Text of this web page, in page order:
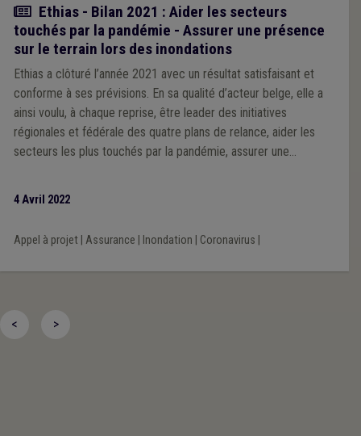
Actualité
Ethias - Bilan 2021 : Aider les secteurs
touchés par la pandémie - Assurer une présence
sur le terrain lors des inondations
Ethias a clôturé l’année 2021 avec un résultat satisfaisant et
conforme à ses prévisions. En sa qualité d’acteur belge, elle a
ainsi voulu, à chaque reprise, être leader des initiatives
régionales et fédérale des quatre plans de relance, aider les
secteurs les plus touchés par la pandémie, assurer une
4 Avril 2022
Appel à projet| Assurance Inondation Coronavirus
< >